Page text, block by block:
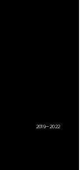
2019–2022